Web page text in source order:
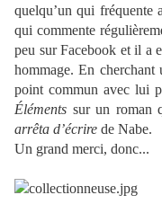
quelqu’un qui fréquente
qui commente
peu sur Facebook et il a
hommage. En
point commun avec lui
Éléments sur un roman
arrêta d’écrire de Nabe.
Un grand merci, donc...